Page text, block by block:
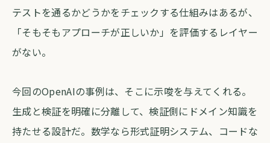
テストを通るかどうかをチェックする仕組みはあるが、
「そもそもアプローチが正しいか」を評価するレイヤー
がない。
今回のOpenAIの事例は、そこに示唆を与えてくれる。
生成と検証を明確に分離して、検証側にドメイン知識を
持たせる設計だ。数学なら形式証明システム、コードな